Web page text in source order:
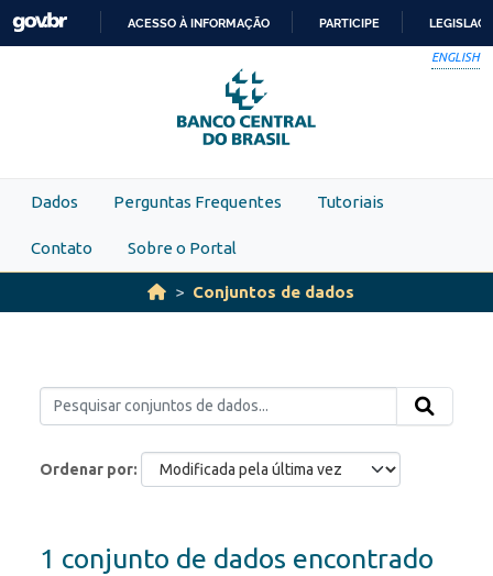
Skip to main content
PARA
O
CONTEÚDO
ACESSO À INFORMAÇÃO PARTICIPE
ENGLISH
Dados Perguntas Frequentes Tutoriais
Contato Sobre o Portal
Conjuntos de dados
Ordenar por
1 conjunto de dados encontrado